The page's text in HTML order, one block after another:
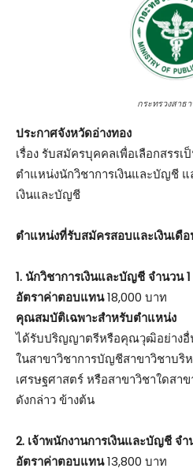
กระทรวงสาธ
ประกาศจังหวัดอ่างทอง
เรื่อง รับสมัครบุคคลเพื่อเลือกสรร
ตำแหน่งนักวิชาการเงินและบัญชี แ
เงินและบัญชี
ตําแหน่งที่รับสมัครสอบและเงินเดื
1. นักวิชาการเงินและบัญชี จำนวน
อัตราค่าตอบแทน18,000 บาท
คุณสมบัติเฉพาะสำหรับตำแหน่ง
ได้รับปริญญาตรีหรือคุณวุฒิอย่างอื่
ในสาขาวิชาการบัญชีสาขาวิชาบริ
เศรษฐศาสตร์ หรือสาขาวิชาใดสา
ดังกล่าว ข้างต้น
2. เจ้าพนักงานการเงินและบัญชี จำ
อัตราค่าตอบแทน13,800 บาท